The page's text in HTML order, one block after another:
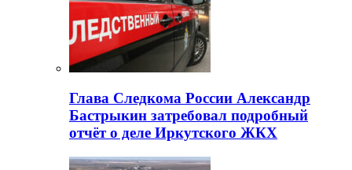
Глава Следкома России Александр
Бастрыкин затребовал подробный
отчёт о деле Иркутского ЖКХ